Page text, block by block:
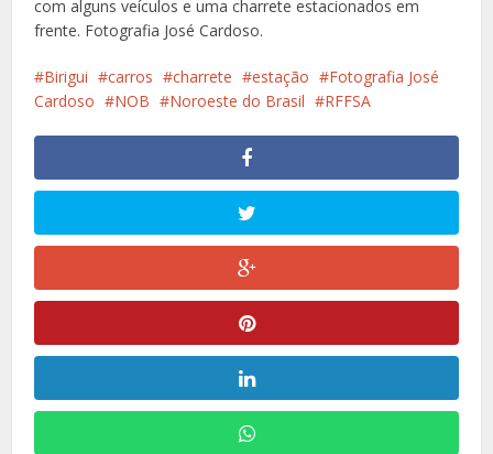
com alguns veículos e uma charrete estacionados em
frente. Fotografia José Cardoso.
Birigui carros charrete estação
Fotografia José
Cardoso
NOB Noroeste do Brasil RFFSA